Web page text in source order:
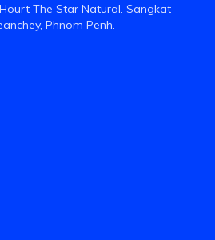
The Star Natural. Sangkat
Phnom Penh.